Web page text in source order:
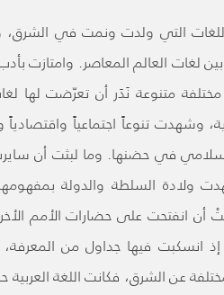
التي ولدت ونمت في
لغات العالم المعاصر. وامتازت
مختلفة متنوعة نَدَر أن تعرّضت
وشهدت تنوعاً اجتماعياً واقتصادياً
في حضنها. وما لبثت أن
ولادة السلطة والدولة
أن انفتحت على حضارات الأمم
انسكبت فيها جداول من المعرفة،
عن الشرق، فكانت اللغة العربية